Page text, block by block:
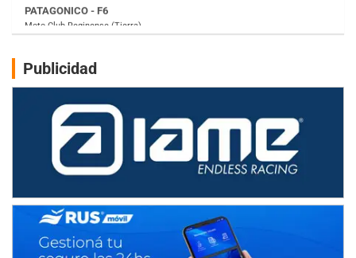
Juventud Unida (Tierra)
Humboldt (Santa Fe)
Ciudad de Avellaneda (Asfalto)
SUR SANTAFESINO - F4
José Samuel Sánchez (Tierra)
Rufino (Santa Fe)
TUCUMANO - F5
El Timbó (Tucumán)
COBERTURA ESPECIAL DE E-KART.COM.AR
08/09-AGO
Publicidad